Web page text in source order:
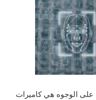
على الوجوه هي كاميرات